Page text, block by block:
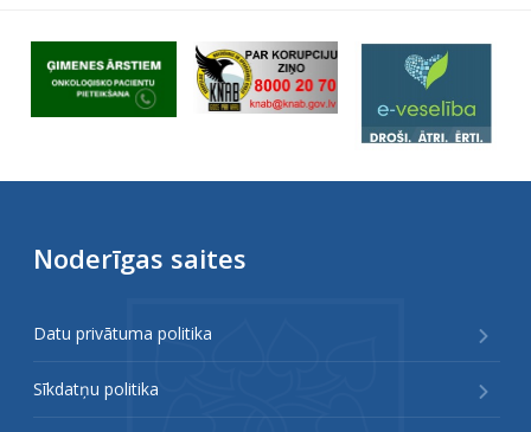
Noderīgas saites
Datu privātuma politika
Sīkdatņu politika